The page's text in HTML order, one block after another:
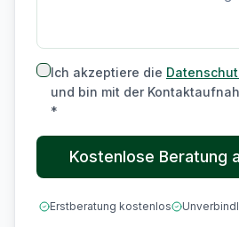
Ich akzeptiere die
und bin mit der
*
Kostenlose Beratung
Erstberatung kostenlos